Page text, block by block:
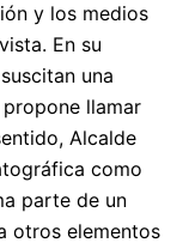
y los medios
En su
una
llamar
Alcalde
como
parte de un
otros elementos